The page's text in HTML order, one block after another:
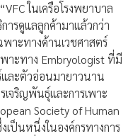
ในเครือโรงพยาบาล
ารดูแลลูกค้ามาแล้วกว่า
าะทางด้านเวชศาสตร์
าะทาง Embryologist ที่มี
ละตัวอ่อนมายาวนาน
เจริญพันธุ์และการเพาะ
Society of Human
เป็นหนึ่งในองค์กรทางการ